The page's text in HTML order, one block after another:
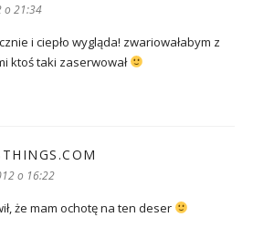
o 21:34
i ciepło wygląda! zwariowałabym z
ktoś taki zaserwował
o 16:22
że mam ochotę na ten deser